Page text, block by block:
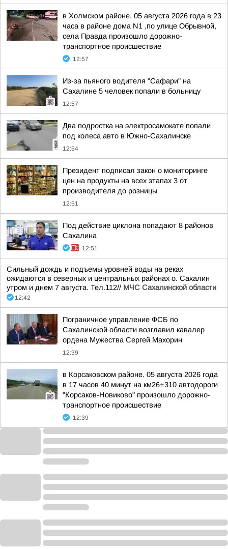
в Холмском районе. 05 августа 2026 года в 23
часа в районе дома N1 ,по улице Обрывной,
села Правда произошло дорожно-
транспортное происшествие
12:57
Из-за пьяного водителя "Сафари" на
Сахалине 5 человек попали в больницу
12:57
Два подростка на электросамокате попали
под колеса авто в Южно-Сахалинске
12:54
Президент подписал закон о мониторинге
цен на продукты на всех этапах 3 от
производителя до розницы
12:51
Под действие циклона попадают 8 районов
Сахалина
12:51
Сильный дождь и подъемы уровней воды на реках
ожидаются в северных и центральных районах о. Сахалин
утром и днем 7 августа. Тел.112// МЧС Сахалинской области
12:42
Пограничное управление ФСБ по
Сахалинской области возглавил кавалер
ордена Мужества Сергей Махорин
12:39
в Корсаковском районе. 05 августа 2026 года
в 17 часов 40 минут на км26+310 автодороги
"Корсаков-Новиково" произошло дорожно-
транспортное происшествие
12:39